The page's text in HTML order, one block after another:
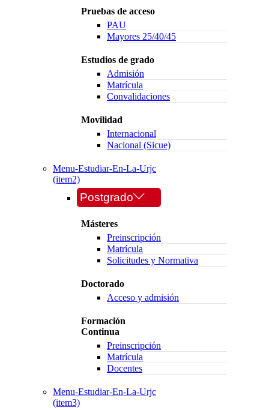
Pruebas de acceso
PAU
Mayores 25/40/45
Estudios de grado
Admisión
Matrícula
Convalidaciones
Movilidad
Internacional
Nacional (Sicue)
Menu-Estudiar-En-La-Urjc
(item2)
Postgrado
Másteres
Preinscripción
Matrícula
Solicitudes y Normativa
Doctorado
Acceso y admisión
Formación
Continua
Preinscripción
Matrícula
Docentes
Menu-Estudiar-En-La-Urjc
(item3)